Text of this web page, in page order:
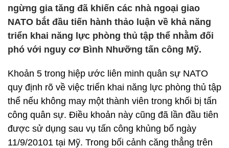
ngừng gia tăng đã khiến các nhà ngoại giao
NATO bắt đầu tiến hành thảo luận về khả năng
triển khai năng lực phòng thủ tập thể nhằm đối
phó với nguy cơ Bình Nhưỡng tấn công Mỹ.
Khoản 5 trong hiệp ước liên minh quân sự NATO
quy định rõ về việc triển khai năng lực phòng thủ tập
thể nếu không may một thành viên trong khối bị tấn
công quân sự. Điều khoản này cũng đã lần đầu tiên
được sử dụng sau vụ tấn công khủng bố ngày
11/9/20101 tại Mỹ. Trong bối cảnh căng thẳng trên